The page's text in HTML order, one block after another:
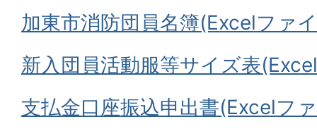
加東市消防団員名簿(Excelファ
新入団員活動服等サイズ表
支払金口座振込申出書(Excelフ